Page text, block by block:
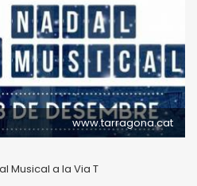
www.tarragona.cat
Musical a la Via T